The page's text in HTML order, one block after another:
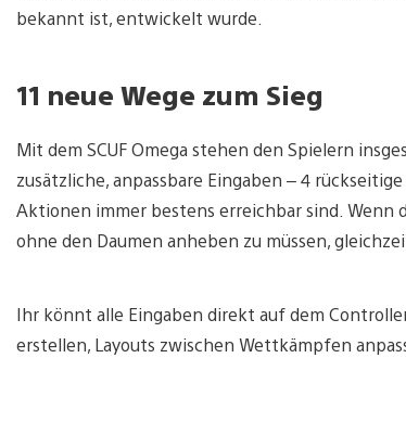
bekannt ist, entwickelt wurde.
11 neue Wege zum Sieg
Mit dem SCUF Omega stehen den Spielern
zusätzliche, anpassbare Eingaben – 4
Aktionen immer bestens erreichbar sind. Wenn
ohne den Daumen anheben zu müssen,
Ihr könnt alle Eingaben direkt auf dem
erstellen, Layouts zwischen Wettkämpfen